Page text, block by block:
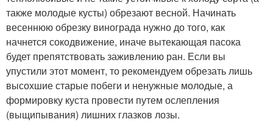
также молодые кусты) обрезают весной. Начинать
весеннюю обрезку винограда нужно до того, как
начнется сокодвижение, иначе вытекающая пасока
будет препятствовать заживлению ран. Если вы
упустили этот момент, то рекомендуем обрезать лишь
высохшие старые побеги и ненужные молодые, а
формировку куста провести путем ослепления
(выщипывания) лишних глазков лозы.